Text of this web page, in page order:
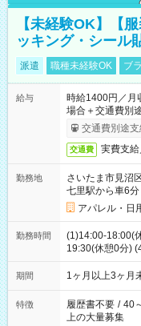
【未経験OK】【
ッキング・シール
派遣 職種未経験OK ブ
給与
時給1400円／月
場合＋交通費別
交通費別途支
交通費 実費支給
勤務地
さいたま市見沼
七里駅から車6分
アパレル・日
勤務時間
(1)14:00-18:00(
19:30(休憩0分)
ます
期間 1ヶ月以上3ヶ月
特徴 履歴書不要 / 40
上の大量募集